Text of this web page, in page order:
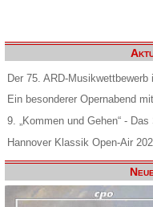
Der 75. ARD-Musikwettbewerb
Ein besonderer Opernabend
9. „Kommen und Gehen“ -
Hannover Klassik Open-Air